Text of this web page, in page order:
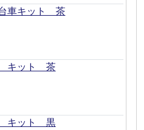
車キット 茶
キット 茶
キット 黒